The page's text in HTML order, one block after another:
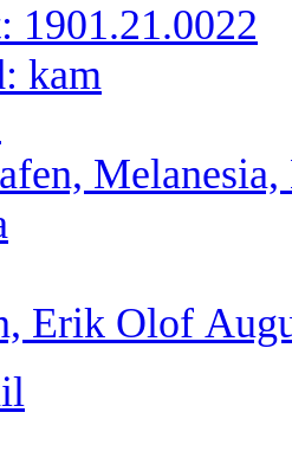
1901.21.0022
kam
Erik Olof